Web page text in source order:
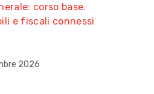
corso base.
e fiscali connessi
2026